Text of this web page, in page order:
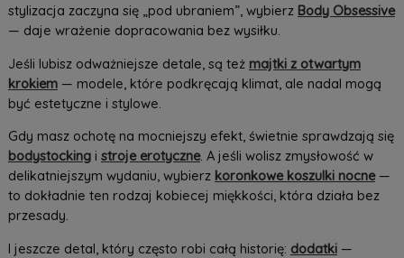
stylizacja zaczyna się „pod ubraniem”, wybierz Body Obsessive
— daje wrażenie dopracowania bez wysiłku.
Jeśli lubisz odważniejsze detale, są też majtki z otwartym
krokiem— modele, które podkręcają klimat, ale nadal mogą
być estetyczne i stylowe.
Gdy masz ochotę na mocniejszy efekt, świetnie sprawdzają się
bodystockingi stroje erotyczne. A jeśli wolisz zmysłowość w
delikatniejszym wydaniu, wybierz koronkowe koszulki nocne—
to dokładnie ten rodzaj kobiecej miękkości, która działa bez
przesady.
I jeszcze detal, który często robi całą historię: dodatki—